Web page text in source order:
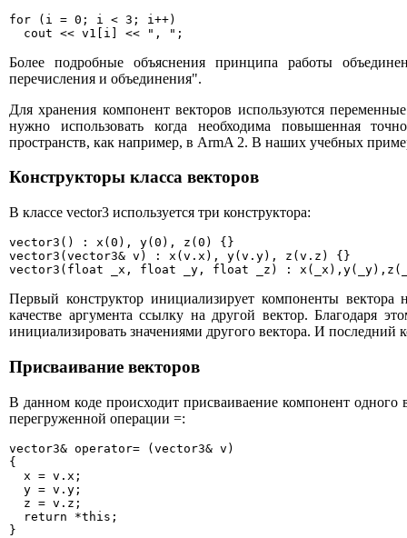
for (i = 0; i < 3; i++)
  cout << v1[i] << ", ";
Более подробные объяснения принципа работы
перечисления и объединения".
Для хранения компонент векторов используются
нужно использовать когда необходима повышенная
пространств, как например, в ArmA 2. В наших учебных
Конструкторы класса векторов
В классе vector3 используется три конструктора:
vector3() : x(0), y(0), z(0) {}
vector3(vector3& v) : x(v.x), y(v.y), z(v.z) {}
vector3(float _x, float _y, float _z) :
Первый конструктор инициализирует компоненты
качестве аргумента ссылку на другой вектор. Благодаря
инициализировать значениями другого вектора. И последний
Присваивание векторов
В данном коде происходит присваиваение компонент одного
перегруженной операции =:
vector3& operator= (vector3& v)
{
  x = v.x;
  y = v.y;
  z = v.z;
  return *this;
}